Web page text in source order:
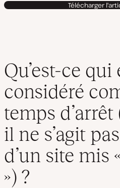
Télécharger
Qu’est-ce qui
considéré
temps
il ne s’agit
d’un site mis
») ?